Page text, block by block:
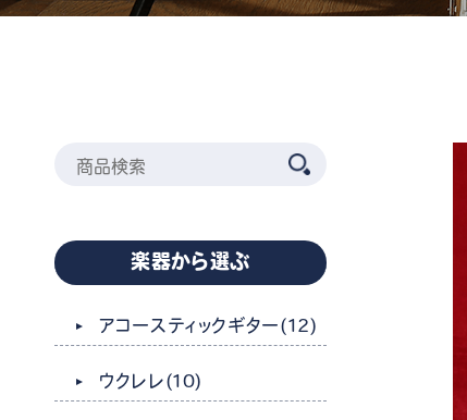
楽器から選ぶ
アコースティックギター(12)
ウクレレ(10)